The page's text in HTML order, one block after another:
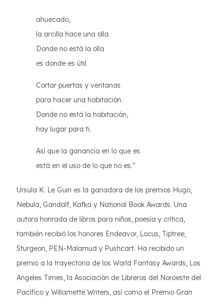
ahuecado,
la arcilla hace una olla.
Donde no está la olla
es donde es útil.
Cortar puertas y ventanas
para hacer una habitación.
Donde no está la habitación,
hay lugar para ti.
Así que la ganancia en lo que es
está en el uso de lo que no es.”
Ursula K. Le Guin es la ganadora de los premios Hugo,
Nebula, Gandalf, Kafka y National Book Awards. Una
autora honrada de libros para niños, poesía y crítica,
también recibió los honores Endeavor, Locus, Tiptree,
Sturgeon, PEN-Malamud y Pushcart. Ha recibido un
premio a la trayectoria de los World Fantasy Awards, Los
Angeles Times, la Asociación de Libreros del Noroeste del
Pacífico y Willamette Writers, así como el Premio Gran